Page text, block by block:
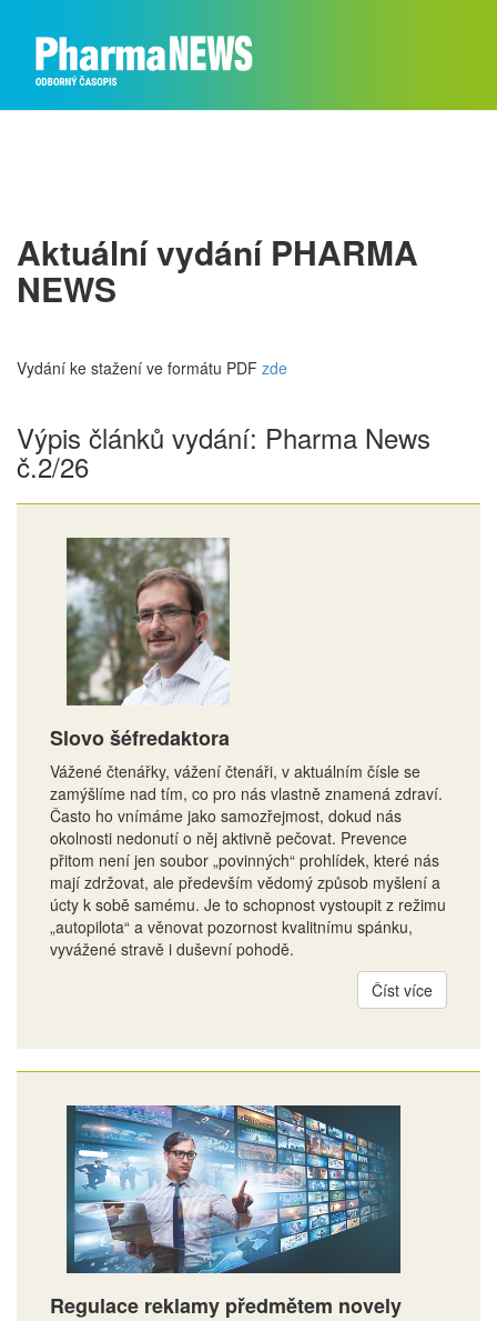
Aktuální vydání PHARMA
NEWS
Vydání ke stažení ve formátu PDF zde
Výpis článků vydání: Pharma News
č.2/26
Slovo šéfredaktora
Vážené čtenářky, vážení čtenáři, v aktuálním čísle se
zamýšlíme nad tím, co pro nás vlastně znamená zdraví.
Často ho vnímáme jako samozřejmost, dokud nás
okolnosti nedonutí o něj aktivně pečovat. Prevence
přitom není jen soubor „povinných“ prohlídek, které nás
mají zdržovat, ale především vědomý způsob myšlení a
úcty k sobě samému. Je to schopnost vystoupit z režimu
„autopilota“ a věnovat pozornost kvalitnímu spánku,
vyvážené stravě i duševní pohodě.
Číst více
Regulace reklamy předmětem novely